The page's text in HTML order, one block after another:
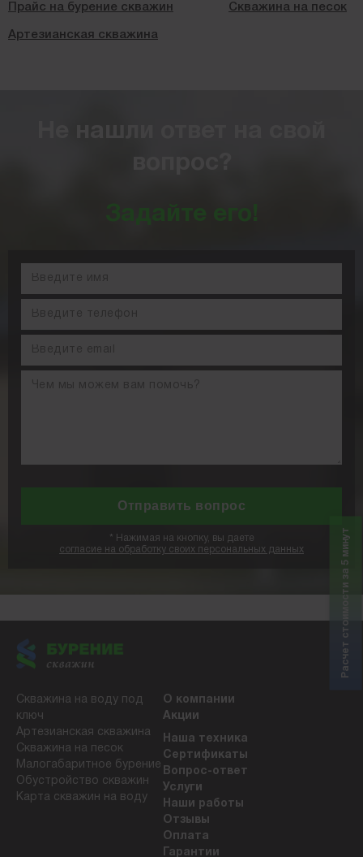
Прайс на бурение скважин Скважина на песок
Артезианская скважина
Задайте его!
* Нажимая на кнопку, вы даете
согласие на обработку своих персональных данных
Скважина на воду под
ключ
Артезианская скважина
Скважина на песок
Малогабаритное бурение
Обустройство скважин
Карта скважин на воду
О компании
Акции
Наша техника
Сертификаты
Вопрос-ответ
Услуги
Наши работы
Отзывы
Оплата
Гарантии
Расчет стоимости за 5 минут